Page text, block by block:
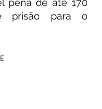
pena de até 170
prisão para o